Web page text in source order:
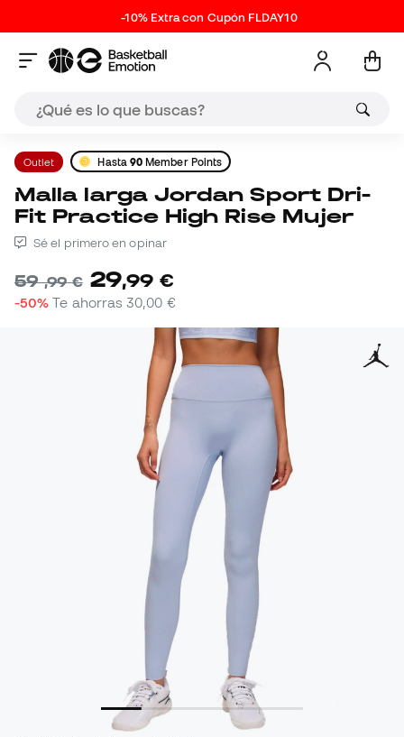
-10% Extra con Cupón FLDAY10
Outlet Hasta 90 Member Points
Malla larga Jordan Sport Dri-
Fit Practice High Rise Mujer
Sé el primero en opinar
59,99 € 29,99 €
-50% Te ahorras30,00 €